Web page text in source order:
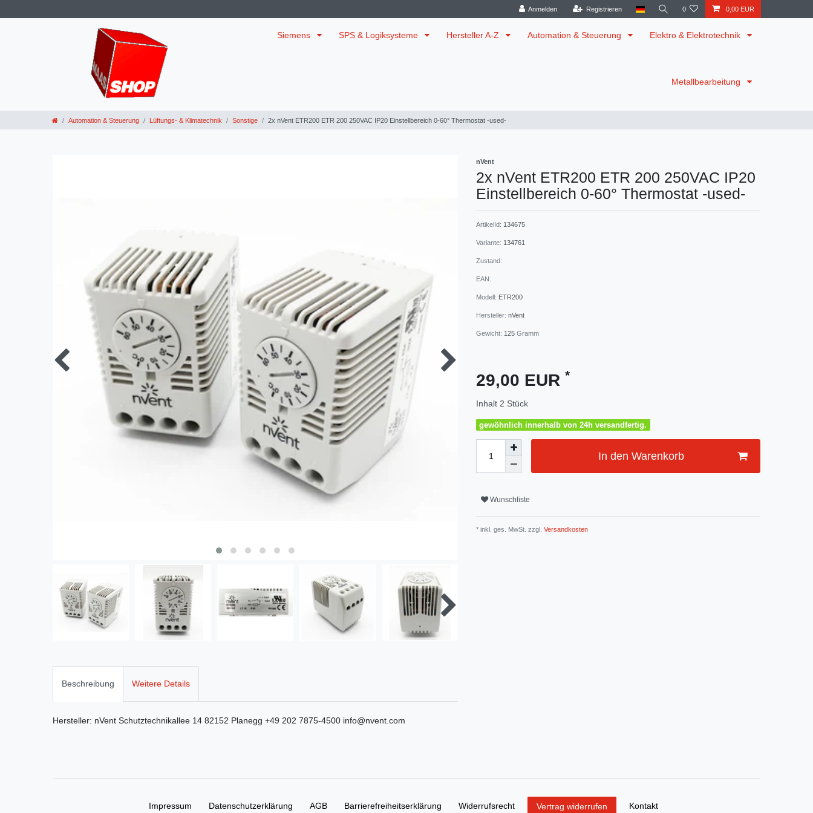
Anmelden Registrieren 0 0,00 EUR
Siemens SPS & Logiksysteme Hersteller A-Z Automation & Steuerung Elektro & Elektrotechnik
Metallbearbeitung
Automation & Steuerung Lüftungs- & Klimatechnik Sonstige 2x nVent ETR200 ETR 200 250VAC IP20 Einstellbereich 0-60° Thermostat -used-
Beschreibung Weitere Details
Hersteller: nVent Schutztechnikallee 14 82152 Planegg +49 202 7875-4500 info@nvent.com
nVent
2x nVent ETR200 ETR 200 250VAC IP20
Einstellbereich 0-60° Thermostat -used-
ArtikelId: 134675
Variante: 134761
Zustand:
EAN:
Modell: ETR200
Hersteller: nVent
Gewicht: 125 Gramm
29,00 EUR *
Inhalt 2 Stück
gewöhnlich innerhalb von 24h versandfertig.
In den Warenkorb
Wunschliste
* inkl. ges. MwSt. zzgl. Versandkosten
Impressum Daten­schutz­erklärung AGB Barrierefreiheitserklärung Widerrufs­recht Vertrag widerrufen Kontakt